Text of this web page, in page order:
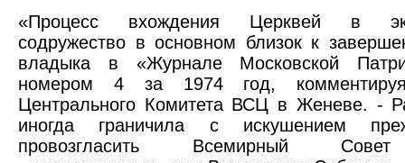
«Процесс вхождения Церквей в
содружество в основном близок к
владыка в «Журнале Московской
номером 4 за 1974 год, комментируя
Центрального Комитета ВСЦ в Женеве. -
иногда граничила с искушением
провозгласить Всемирный